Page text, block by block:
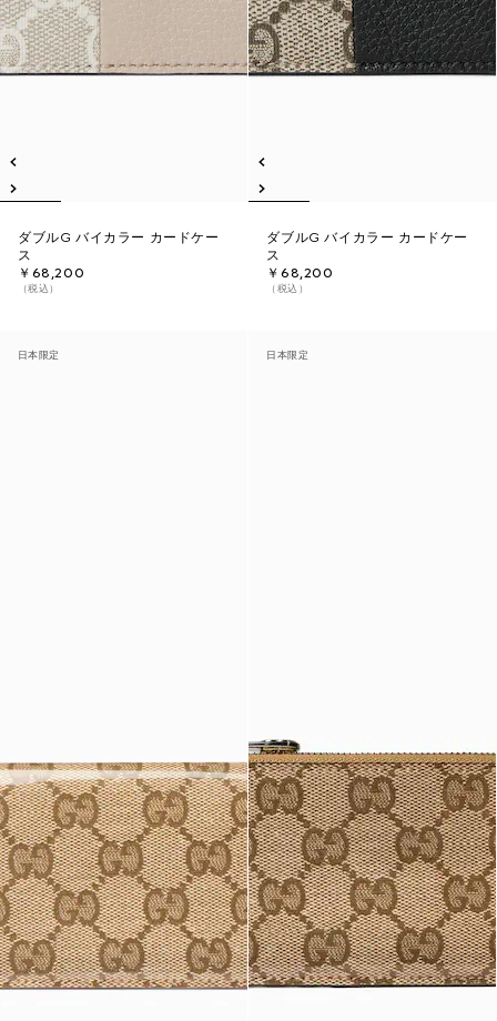
ダブルG バイカラー カードケー
ス
￥68,200
（税込）
ダブルG バイカラー カードケー
ス
￥68,200
（税込）
日本限定 日本限定